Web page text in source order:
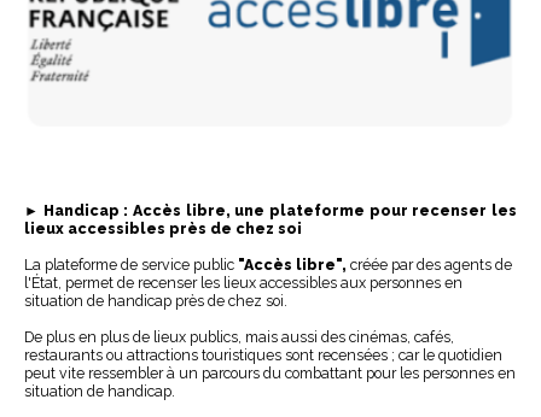
► Handicap : Accès libre, une plateforme pour recenser les
lieux accessibles près de chez soi
La plateforme de service public "Accès libre", créée par des agents de
l'État, permet de recenser les lieux accessibles aux personnes en
situation de handicap près de chez soi.
De plus en plus de lieux publics, mais aussi des cinémas, cafés,
restaurants ou attractions touristiques sont recensées ; car le quotidien
peut vite ressembler à un parcours du combattant pour les personnes en
situation de handicap.